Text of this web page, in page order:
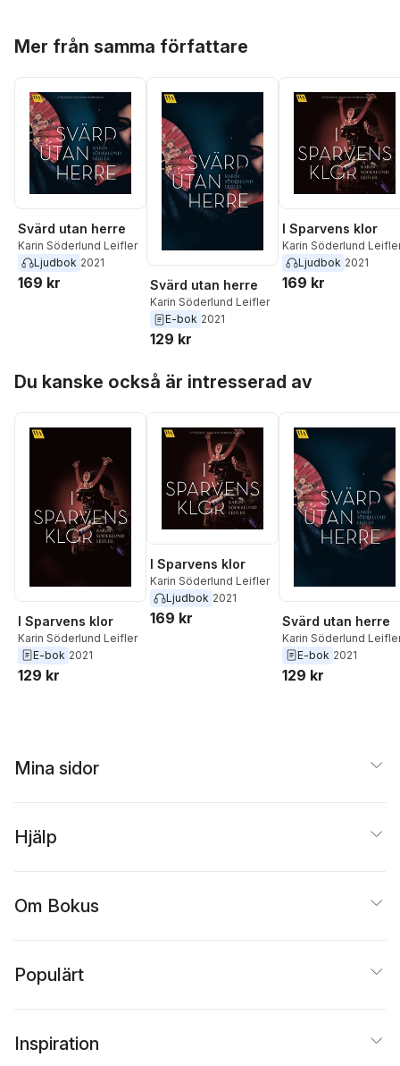
Mer från samma författare
Svärd utan herre
Karin Söderlund Leifler
Ljudbok 2021
169 kr Svärd utan herre
Karin Söderlund Leifler
E-bok 2021
129 kr
I Sparvens klor
Karin Söderlund
Ljudbok 2021
169 kr
Du kanske också är intresserad av
I Sparvens klor
Karin Söderlund Leifler
E-bok 2021
129 kr
I Sparvens klor
Karin Söderlund Leifler
Ljudbok 2021
169 kr Svärd utan herre
Karin Söderlund
E-bok 2021
129 kr
Mina sidor
Hjälp
Om Bokus
Populärt
Inspiration